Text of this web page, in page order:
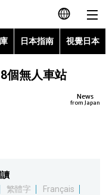
日本語
English
日本指南 視覺日本
個無人車站
News
from Japan
繁體字
Français